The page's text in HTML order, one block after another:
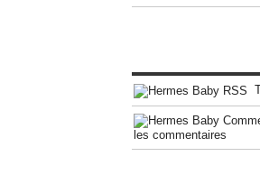
les commentaires